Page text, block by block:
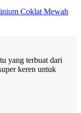
Coklat Mewah
yang terbuat dari
keren untuk